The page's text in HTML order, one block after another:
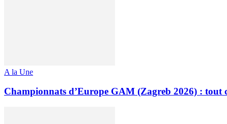
A la Une
Championnats d’Europe GAM (Zagreb 2026) : tout